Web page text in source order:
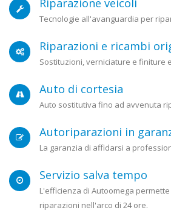
Riparazione veicoli
Tecnologie all'avanguardia per
Riparazioni e ricambi
Sostituzioni, verniciature e finiture
Auto di cortesia
Auto sostitutiva fino ad avvenuta
Autoriparazioni in
La garanzia di affidarsi a
Servizio salva tempo
L'efficienza di Autoomega
riparazioni nell'arco di 24 ore.